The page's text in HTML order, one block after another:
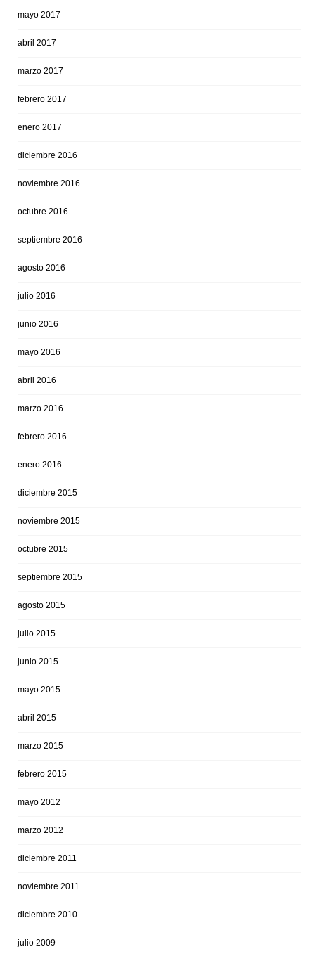
mayo 2017
abril 2017
marzo 2017
febrero 2017
enero 2017
diciembre 2016
noviembre 2016
octubre 2016
septiembre 2016
agosto 2016
julio 2016
junio 2016
mayo 2016
abril 2016
marzo 2016
febrero 2016
enero 2016
diciembre 2015
noviembre 2015
octubre 2015
septiembre 2015
agosto 2015
julio 2015
junio 2015
mayo 2015
abril 2015
marzo 2015
febrero 2015
mayo 2012
marzo 2012
diciembre 2011
noviembre 2011
diciembre 2010
julio 2009